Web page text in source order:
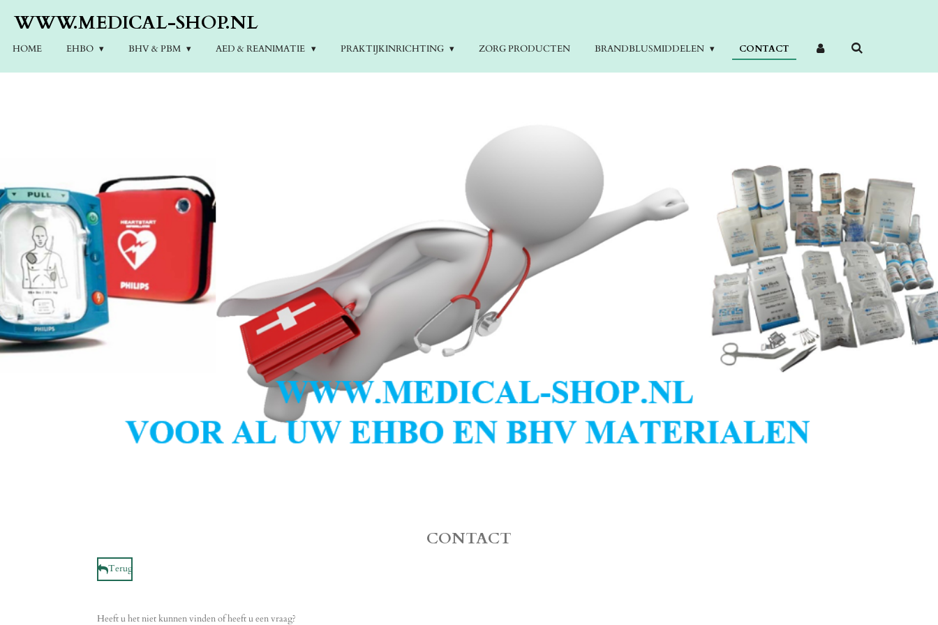
direct
de
WWW.MEDICAL-SHOP.NL
HOME EHBO BHV & PBM AED & REANIMATIE PRAKTIJKINRICHTING ZORG PRODUCTEN BRANDBLUSMIDDELEN CONTACT
CONTACT
Terug
Heeft u het niet kunnen vinden of heeft u een vraag?